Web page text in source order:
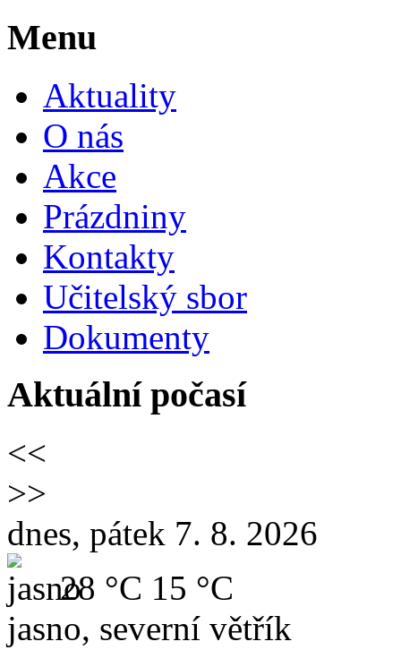
Menu
Aktuality
O nás
Akce
Prázdniny
Kontakty
Učitelský sbor
Dokumenty
Aktuální počasí
<<
>>
dnes, pátek 7. 8. 2026
28 °C 15 °C
jasno, severní větřík